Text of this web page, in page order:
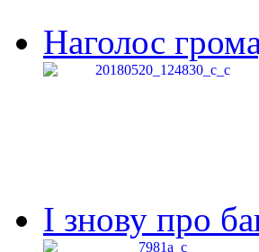
Наголос
І знову про